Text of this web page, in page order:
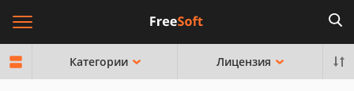
Категории Лицензия